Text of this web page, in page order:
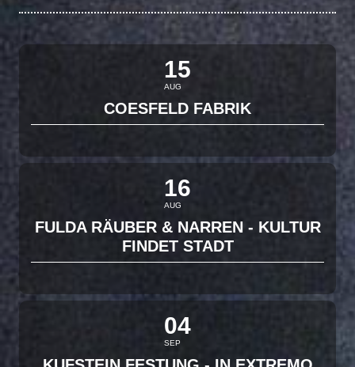
15
AUG
COESFELD FABRIK
16
AUG
FULDA RÄUBER & NARREN - KULTUR
FINDET STADT
04
SEP